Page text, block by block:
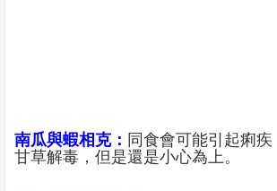
南瓜與蝦相克： 同食會可能引起痢疾
甘草解毒，但是還是小心為上。